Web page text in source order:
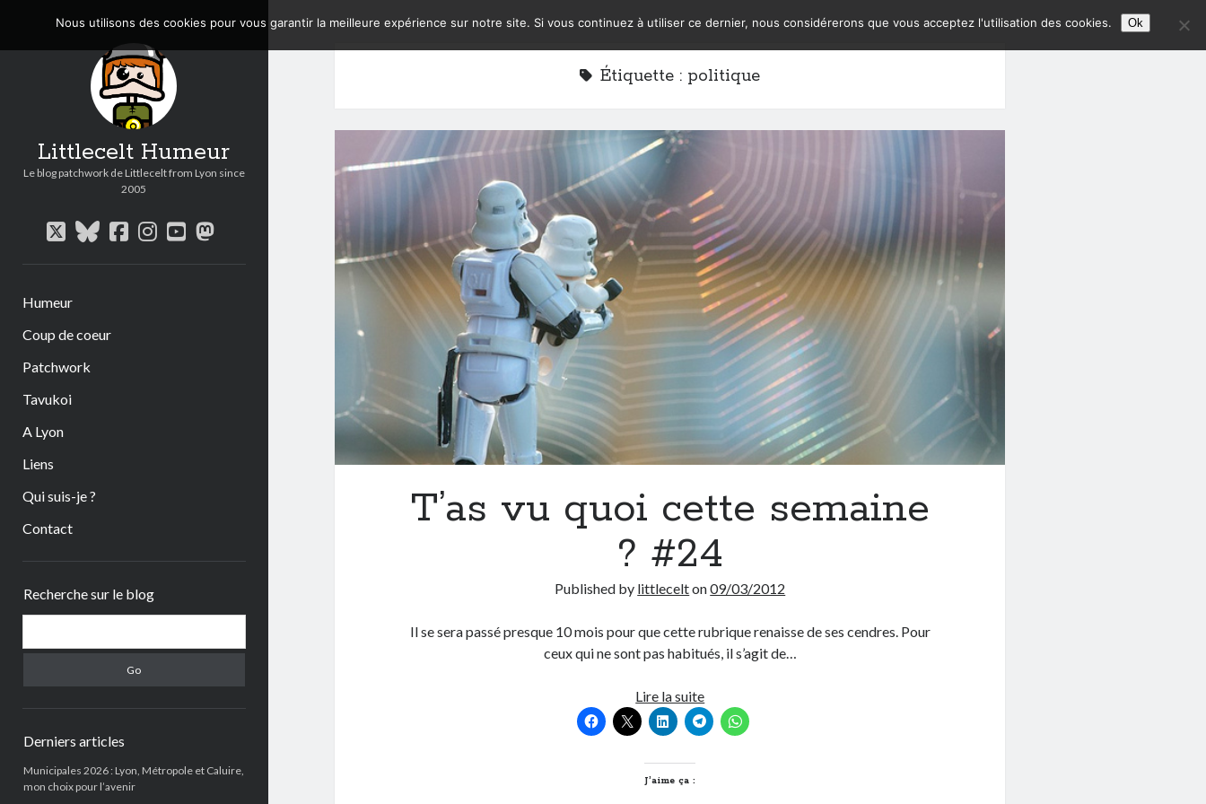
Littlecelt Humeur
Le blog patchwork de Littlecelt from Lyon since
2005
twitterbluesky
facebook
instagram
youtube
mastodon
Humeur
Coup de coeur
Patchwork
Tavukoi
A Lyon
Liens
Qui suis-je ?
Contact
Recherche sur le blog
Derniers articles
Municipales 2026 : Lyon, Métropole et Caluire,
mon choix pour l’avenir
Étiquette : politique
T’as vu quoi cette semaine
? #24
Published by littlecelton09/03/2012
Il se sera passé presque 10 mois pour que cette rubrique renaisse de ses cendres. Pour
ceux qui ne sont pas habitués, il s’agit de…
Lire la suiteT’as
vu
quoi
J’aime ça :
Nous utilisons des cookies pour vous garantir la meilleure expérience sur notre site. Si vous continuez à utiliser ce dernier, nous considérerons que vous acceptez l'utilisation des cookies. Ok